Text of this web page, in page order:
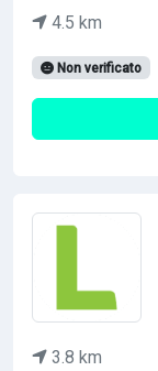
4.5 km
Non verificato
3.8 km